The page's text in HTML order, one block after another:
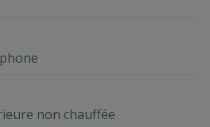
non chauffée